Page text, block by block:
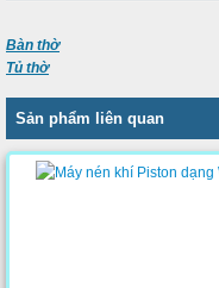
Bàn thờ
Tủ thờ
Sản phẩm liên quan